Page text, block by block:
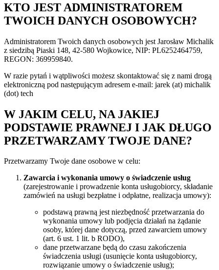
KTO JEST ADMINISTRATOREM
TWOICH DANYCH OSOBOWYCH?
Administratorem Twoich danych osobowych jest Jarosław Michalik
z siedzibą Piaski 148, 42-580 Wojkowice, NIP: PL6252464759,
REGON: 369959840.
W razie pytań i wątpliwości możesz skontaktować się z nami drogą
elektroniczną pod następującym adresem e-mail: jarek (at) michalik
(dot) tech
W JAKIM CELU, NA JAKIEJ
PODSTAWIE PRAWNEJ I JAK DŁUGO
PRZETWARZAMY TWOJE DANE?
Przetwarzamy Twoje dane osobowe w celu:
Zawarcia i wykonania umowy o świadczenie usług
(zarejestrowanie i prowadzenie konta usługobiorcy, składanie
zamówień na usługi bezpłatne i odpłatne, realizacja umowy):
podstawą prawną jest niezbędność przetwarzania do
wykonania umowy lub podjęcia działań na żądanie
osoby, której dane dotyczą, przed zawarciem umowy
(art. 6 ust. 1 lit. b RODO),
dane przetwarzane będą do czasu zakończenia
świadczenia usługi (usunięcie konta usługobiorcy,
rozwiązanie umowy o świadczenie usług);